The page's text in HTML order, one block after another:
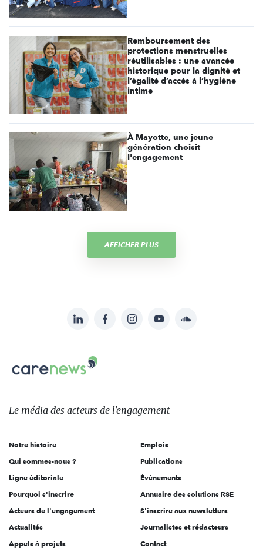
Remboursement des
protections menstruelles
réutilisables : une avancée
historique pour la dignité et
l’égalité d’accès à l’hygiène
intime
À Mayotte, une jeune
génération choisit
l'engagement
AFFICHER PLUS
sur:
LinkedInFacebookInstagramYouTubeSoundcloud
Carenews,
Le
des
l'engagement
Le média des acteurs de l'engagement
Notre histoire
Qui sommes-nous ?
Ligne éditoriale
Pourquoi s'inscrire
Acteurs de l'engagement
Actualités
Appels à projets
Emplois
Publications
Évènements
Annuaire des solutions RSE
S'inscrire aux newsletters
Journalistes et rédacteurs
Contact